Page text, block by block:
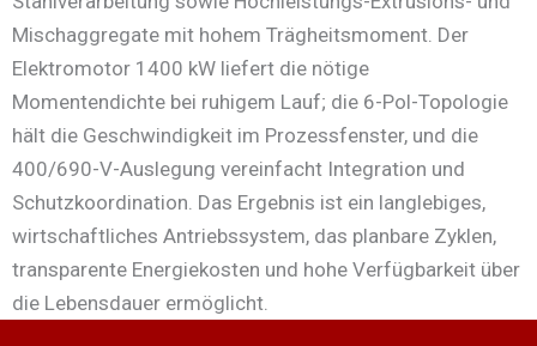
Mischaggregate mit hohem Trägheitsmoment. Der
Elektromotor 1400 kW liefert die nötige
Momentendichte bei ruhigem Lauf; die 6-Pol-Topologie
hält die Geschwindigkeit im Prozessfenster, und die
400/690-V-Auslegung vereinfacht Integration und
Schutzkoordination. Das Ergebnis ist ein langlebiges,
wirtschaftliches Antriebssystem, das planbare Zyklen,
transparente Energiekosten und hohe Verfügbarkeit über
die Lebensdauer ermöglicht.